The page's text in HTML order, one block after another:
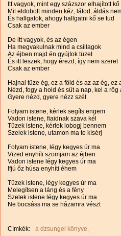
Itt vagyok, mint egy százszor elhajított kő
Mit eldobott minden kéz, látod, áldás
És hallgatok, ahogy hallgatni kő se tud
Csak az ember
De itt vagyok, és az égen
Ha megvakulnak mind a csillagok
Az éjben majd én gyújtok tüzet
És itt leszek, hogy érezd, így nem szeret
Csak az ember
Hajnal tüze ég, ez a föld és az az ég, ez
Nézd, fogy a hold és süt a nap, kel a rög
Gyere nézd, gyere nézz szét
Folyam istene, kérlek segíts engem
Vadon istene, fiaidnak szava kél
Tüzek istene, kérlek lobogj bennem
Szelek istene, utamon ma te kísérj
Folyam istene, légy kegyes úr ma
Vized enyhíti szomjam az éjben
Vadon istene légy kegyes úr ma
Ifjú őz húsa enyhíti éhem
Tüzek istene, légy kegyes úr ma
Melegítsen a láng és a fény
Szelek istene légy kegyes úr ma
Ne bocsáss ma se házamra vészt
Címkék:
a dzsungel könyve